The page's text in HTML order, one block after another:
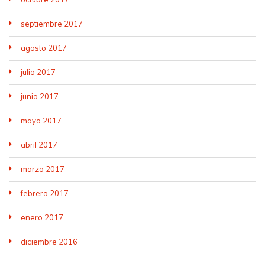
septiembre 2017
agosto 2017
julio 2017
junio 2017
mayo 2017
abril 2017
marzo 2017
febrero 2017
enero 2017
diciembre 2016